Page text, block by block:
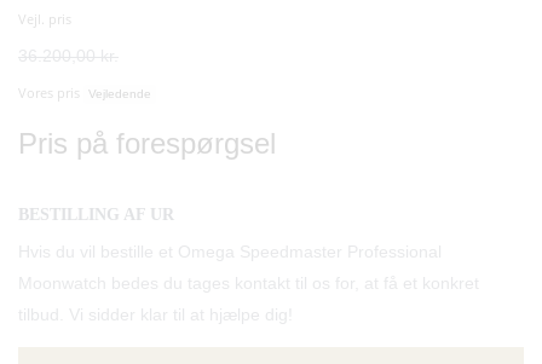
Vejl. pris
36.200,00 kr.
Vores pris Vejledende
Pris på forespørgsel
BESTILLING AF UR
Hvis du vil bestille et Omega Speedmaster Professional
Moonwatch bedes du tages kontakt til os for, at få et konkret
tilbud. Vi sidder klar til at hjælpe dig!